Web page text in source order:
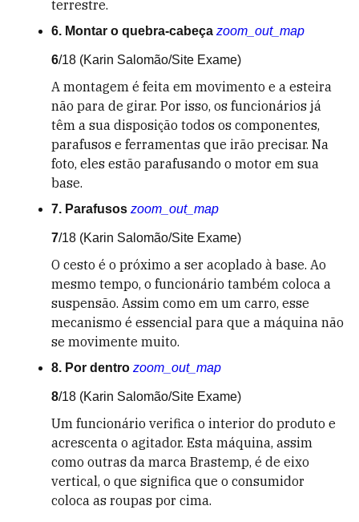
terrestre.
6. Montar o quebra-cabeça zoom_out_map
6/18 (Karin Salomão/Site Exame)
A montagem é feita em movimento e a esteira
não para de girar. Por isso, os funcionários já
têm a sua disposição todos os componentes,
parafusos e ferramentas que irão precisar. Na
foto, eles estão parafusando o motor em sua
base.
7. Parafusos zoom_out_map
7/18 (Karin Salomão/Site Exame)
O cesto é o próximo a ser acoplado à base. Ao
mesmo tempo, o funcionário também coloca a
suspensão. Assim como em um carro, esse
mecanismo é essencial para que a máquina não
se movimente muito.
8. Por dentro zoom_out_map
8/18 (Karin Salomão/Site Exame)
Um funcionário verifica o interior do produto e
acrescenta o agitador. Esta máquina, assim
como outras da marca Brastemp, é de eixo
vertical, o que significa que o consumidor
coloca as roupas por cima.